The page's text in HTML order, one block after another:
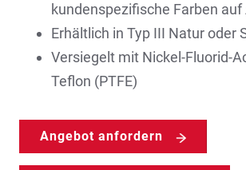
kundenspezifische Farben auf
Erhältlich in Typ III Natur oder
Versiegelt mit Nickel-Fluorid-
Teflon (PTFE)
Angebot anfordern